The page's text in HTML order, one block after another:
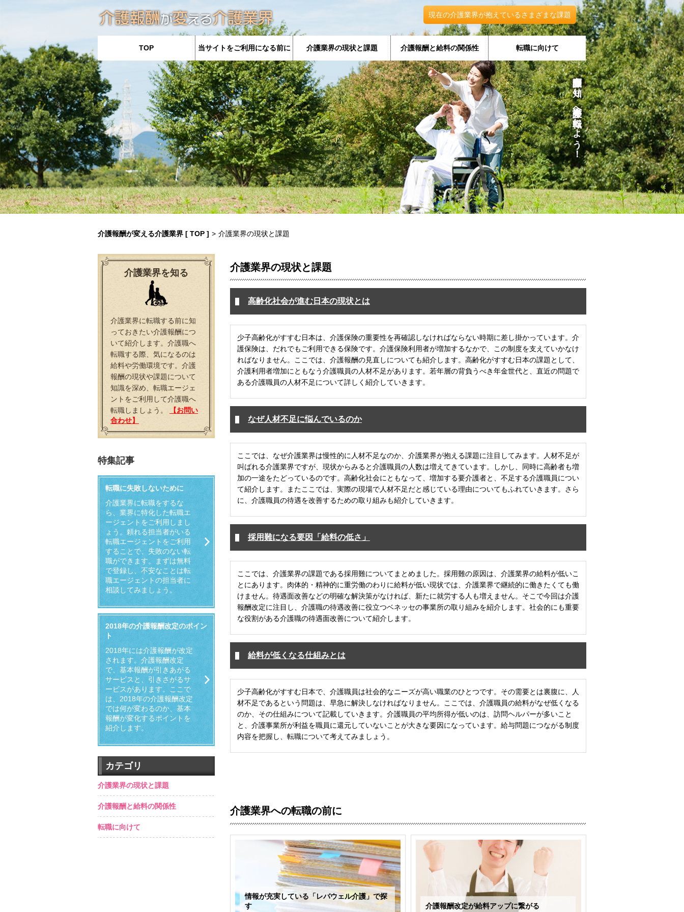
現在の介護業界が抱えているさまざまな課題
TOP 当サイトをご利用になる前に 介護業界の現状と課題 介護報酬と給料の関係性 転職に向けて
介護報酬を知り、介護業界へ転職しよう！
介護報酬が変える介護業界 [ TOP ] > 介護業界の現状と課題
介護業界を知る
介護業界に転職する前に知
っておきたい介護報酬につ
いて紹介します。介護職へ
転職する際、気になるのは
給料や労働環境です。介護
報酬の現状や課題について
知識を深め、転職エージェ
ントをご利用して介護職へ
転職しましょう。
【お問い
合わせ】
特集記事
転職に失敗しないために
介護業界に転職をするな
ら、業界に特化した転職エ
ージェントをご利用しまし
ょう。頼れる担当者がいる
転職エージェントをご利用
することで、失敗のない転
職ができます。まずは無料
で登録し、不安なことは転
職エージェントの担当者に
相談してみましょう。
2018年の介護報酬改定のポイン
ト
2018年には介護報酬が改定
されます。介護報酬改定
で、基本報酬が引きあがる
サービスと、引きさがるサ
ービスがあります。ここで
は、2018年の介護報酬改定
では何が変わるのか、基本
報酬が変化するポイントを
紹介します。
カテゴリ
介護業界の現状と課題
介護報酬と給料の関係性
転職に向けて
介護業界の現状と課題
高齢化社会が進む日本の現状とは
少子高齢化がすすむ日本は、介護保険の重要性を再確認しなければならない時期に差し掛かっています。介
護保険は、だれでもご利用できる保険です。介護保険利用者が増加するなかで、この制度を支えていかなけ
ればなりません。ここでは、介護報酬の見直しについても紹介します。高齢化がすすむ日本の課題として、
介護利用者増加にともなう介護職員の人材不足があります。若年層の背負うべき年金世代と、直近の問題で
ある介護職員の人材不足について詳しく紹介していきます。
なぜ人材不足に悩んでいるのか
ここでは、なぜ介護業界は慢性的に人材不足なのか、介護業界が抱える課題に注目してみます。人材不足が
叫ばれる介護業界ですが、現状からみると介護職員の人数は増えてきています。しかし、同時に高齢者も増
加の一途をたどっているのです。高齢化社会にともなって、増加する要介護者と、不足する介護職員につい
て紹介します。またここでは、実際の現場で人材不足だと感じている理由についてもふれていきます。さら
に、介護職員の待遇を改善するための取り組みも紹介していきます。
採用難になる要因「給料の低さ」
ここでは、介護業界の課題である採用難についてまとめました。採用難の原因は、介護業界の給料が低いこ
とにあります。肉体的・精神的に重労働のわりに給料が低い現状では、介護業界で継続的に働きたくても働
けません。待遇面改善などの明確な解決策がなければ、新たに就労する人も増えません。そこで今回は介護
報酬改定に注目し、介護職の待遇改善に役立つベネッセの事業所の取り組みを紹介します。社会的にも重要
な役割がある介護職の待遇面改善について紹介します。
給料が低くなる仕組みとは
少子高齢化がすすむ日本で、介護職員は社会的なニーズが高い職業のひとつです。その需要とは裏腹に、人
材不足であるという問題は、早急に解決しなければなりません。ここでは、介護職員の給料がなぜ低くなる
のか、その仕組みについて記載していきます。介護職員の平均所得が低いのは、訪問ヘルパーが多いこと
と、介護事業所が利益を職員に還元していないことが大きな要因になっています。給与問題につながる制度
内容を把握し、転職について考えてみましょう。
介護業界への転職の前に
情報が充実している「レバウェル介護」で探
す
介護報酬改定が給料アップに繋がる